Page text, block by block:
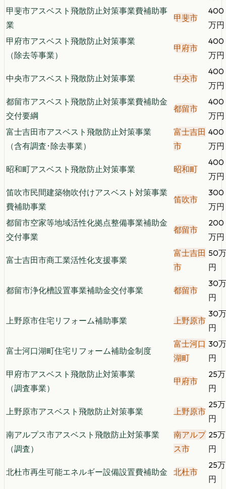
甲斐市アスベスト飛散防止対策事業費補助事
業
甲斐市
400
万円
甲府市アスベスト飛散防止対策事業
（除去等事業）
甲府市
400
万円
中央市アスベスト飛散防止対策事業 中央市
400
万円
都留市アスベスト飛散防止対策事業費補助金
交付要綱
都留市
400
万円
富士吉田市アスベスト飛散防止対策事業
（含有調査･除去事業）
富士吉田
市
400
万円
昭和町アスベスト飛散防止対策事業 昭和町
400
万円
笛吹市民間建築物吹付けアスベスト対策事業
費補助事業
笛吹市
300
万円
都留市空家等地域活性化拠点整備事業補助金
交付事業
都留市
200
万円
富士吉田市商工業活性化支援事業
富士吉田
市
50万
円
都留市浄化槽設置事業補助金交付事業 都留市
30万
円
上野原市住宅リフォーム補助事業 上野原市
30万
円
富士河口湖町住宅リフォーム補助金制度
富士河口
湖町
30万
円
甲府市アスベスト飛散防止対策事業
（調査事業）
甲府市
25万
円
上野原市アスベスト飛散防止対策事業 上野原市
25万
円
南アルプス市アスベスト飛散防止対策事業
（調査）
南アルプ
ス市
25万
円
北杜市再生可能エネルギー設備設置費補助金 北杜市
25万
円